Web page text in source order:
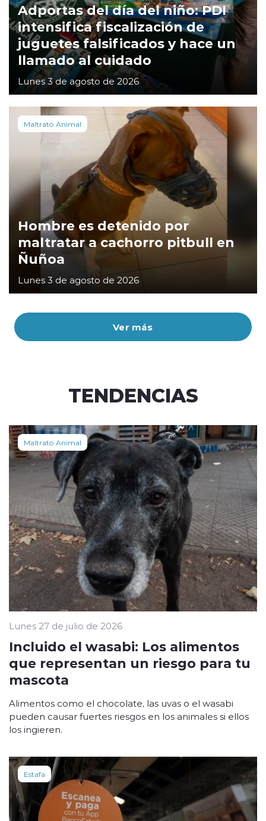
Ver más
Adportas del día del niño: PDI
intensifica fiscalización de
juguetes falsificados y hace un
llamado al cuidado
Lunes 3 de agosto de 2026
Maltrato Animal
Hombre es detenido por
maltratar a cachorro pitbull en
Ñuñoa
Lunes 3 de agosto de 2026
TENDENCIAS
Maltrato Animal
Lunes 27 de julio de 2026
Incluido el wasabi: Los alimentos
que representan un riesgo para tu
mascota
Alimentos como el chocolate, las uvas o el wasabi
pueden causar fuertes riesgos en los animales si ellos
los ingieren.
Estafa